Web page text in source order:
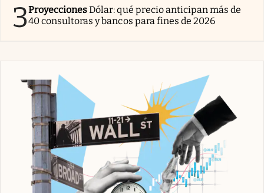
3ProyeccionesDólar: qué precio anticipan más de
40 consultoras y bancos para fines de 2026